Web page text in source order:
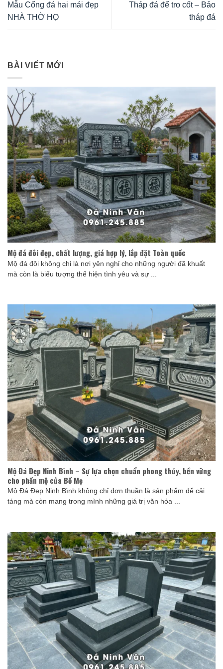
Mẫu Cổng đá hai mái đẹp
NHÀ THỜ HỌ
Tháp đá để tro cốt – Bảo
tháp đá
BÀI VIẾT MỚI
Mộ đá đôi đẹp, chất lượng, giá hợp lý, lắp đặt Toàn quốc
Mộ đá đôi không chỉ là nơi yên nghỉ cho những người đã khuất
mà còn là biểu tượng thể hiện tình yêu và sự ...
Mộ Đá Đẹp Ninh Bình – Sự lựa chọn chuẩn phong thủy, bền vững
cho phần mộ của Bố Mẹ
Mộ Đá Đẹp Ninh Bình không chỉ đơn thuần là sản phẩm để cải
táng mà còn mang trong mình những giá trị văn hóa ...